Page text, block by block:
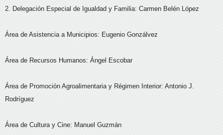
2. Delegación Especial de Igualdad y Familia: Carmen Belén López
Área de Asistencia a Municipios: Eugenio Gonzálvez
Área de Recursos Humanos: Ángel Escobar
Área de Promoción Agroalimentaria y Régimen Interior: Antonio J.
Rodríguez
Área de Cultura y Cine: Manuel Guzmán